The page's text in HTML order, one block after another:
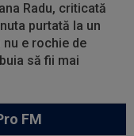
Radu, criticată
purtată la un
nu e rochie de
să fii mai
FM